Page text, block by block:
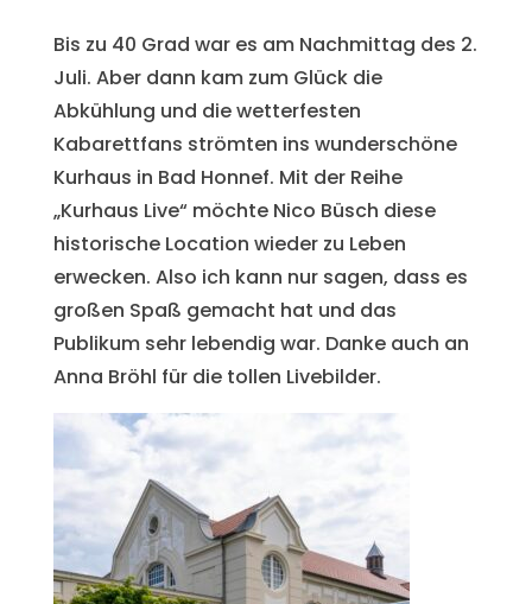
Bis zu 40 Grad war es am Nachmittag des 2.
Juli. Aber dann kam zum Glück die
Abkühlung und die wetterfesten
Kabarettfans strömten ins wunderschöne
Kurhaus in Bad Honnef. Mit der Reihe
„Kurhaus Live“ möchte Nico Büsch diese
historische Location wieder zu Leben
erwecken. Also ich kann nur sagen, dass es
großen Spaß gemacht hat und das
Publikum sehr lebendig war. Danke auch an
Anna Bröhl für die tollen Livebilder.